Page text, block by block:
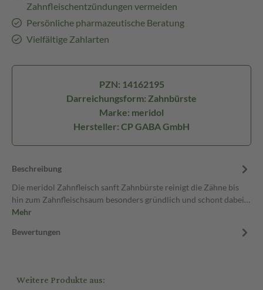
Zahnfleischentzündungen vermeiden
Persönliche pharmazeutische Beratung
Vielfältige Zahlarten
PZN: 14162195
Darreichungsform: Zahnbürste
Marke: meridol
Hersteller: CP GABA GmbH
Beschreibung
Die meridol Zahnfleisch sanft Zahnbürste reinigt die Zähne bis
hin zum Zahnfleischsaum besonders gründlich und schont dabei…
Mehr
Bewertungen
Weitere Produkte aus: